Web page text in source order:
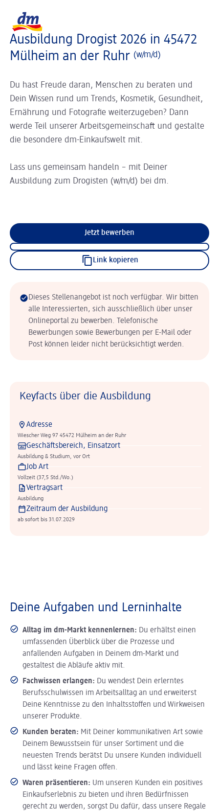
Ausbildung Drogist 2026 in 45472
Mülheim an der Ruhr (w/m/d)
Du hast Freude daran, Menschen zu beraten und
Dein Wissen rund um Trends, Kosmetik, Gesundheit,
Ernährung und Fotografie weiterzugeben? Dann
werde Teil unserer Arbeitsgemeinschaft und gestalte
die besondere dm-Einkaufswelt mit.
Lass uns gemeinsam handeln – mit Deiner
Ausbildung zum Drogisten (w/m/d) bei dm.
Jetzt bewerben
Link kopieren
Dieses Stellenangebot ist noch verfügbar. Wir bitten
alle Interessierten, sich ausschließlich über unser
Onlineportal zu bewerben. Telefonische
Bewerbungen sowie Bewerbungen per E-Mail oder
Post können leider nicht berücksichtigt werden.
Keyfacts über die Ausbildung
Adresse
Wiescher Weg 97 45472 Mülheim an der Ruhr
Geschäftsbereich, Einsatzort
Ausbildung & Studium, vor Ort
Job Art
Vollzeit (37,5 Std./Wo.)
Vertragsart
Ausbildung
Zeitraum der Ausbildung
ab sofort bis 31.07.2029
Deine Aufgaben und Lerninhalte
Alltag im dm-Markt kennenlernen: Du erhältst einen
umfassenden Überblick über die Prozesse und
anfallenden Aufgaben in Deinem dm-Markt und
gestaltest die Abläufe aktiv mit.
Fachwissen erlangen: Du wendest Dein erlerntes
Berufsschulwissen im Arbeitsalltag an und erweiterst
Deine Kenntnisse zu den Inhaltsstoffen und Wirkweisen
unserer Produkte.
Kunden beraten: Mit Deiner kommunikativen Art sowie
Deinem Bewusstsein für unser Sortiment und die
neuesten Trends berätst Du unsere Kunden individuell
und lässt keine Fragen offen.
Waren präsentieren: Um unseren Kunden ein positives
Einkaufserlebnis zu bieten und ihren Bedürfnissen
gerecht zu werden, sorgst Du dafür, dass unsere Regale